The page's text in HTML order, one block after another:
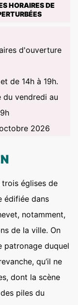
HORAIRES DE
d'ouverture
de 14h à 19h.
du vendredi au
2026
trois églises de
édifiée dans
notamment,
de la ville. On
patronage duquel
qu’il ne
dont la scène
piles du